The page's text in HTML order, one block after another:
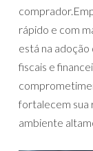
rápido e com
está na
fiscais e
fortalecem sua
ambiente